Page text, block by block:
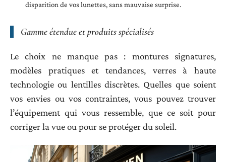
disparition de vos lunettes, sans mauvaise surprise.
Gamme étendue et produits spécialisés
Le choix ne manque pas : montures signatures,
modèles pratiques et tendances, verres à haute
technologie ou lentilles discrètes. Quelles que soient
vos envies ou vos contraintes, vous pouvez trouver
l’équipement qui vous ressemble, que ce soit pour
corriger la vue ou pour se protéger du soleil.